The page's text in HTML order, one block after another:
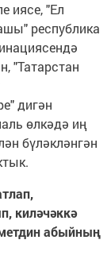
иясе, "Ел
республика
"Татарстан
дигән
өлкәдә иң
бүләкләнгән
киләчәккә
абыйның